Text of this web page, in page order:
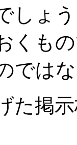
しょ
くも
では
た掲